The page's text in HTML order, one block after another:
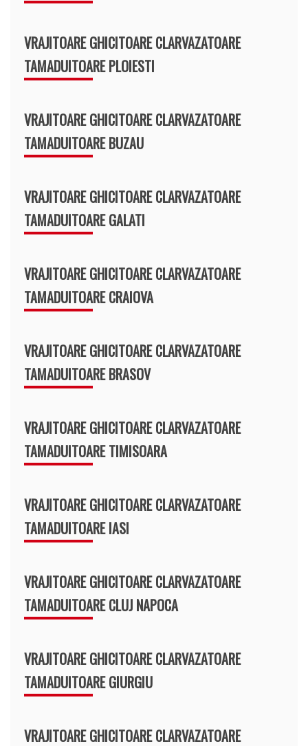
VRAJITOARE GHICITOARE CLARVAZATOARE
TAMADUITOARE PLOIESTI
VRAJITOARE GHICITOARE CLARVAZATOARE
TAMADUITOARE BUZAU
VRAJITOARE GHICITOARE CLARVAZATOARE
TAMADUITOARE GALATI
VRAJITOARE GHICITOARE CLARVAZATOARE
TAMADUITOARE CRAIOVA
VRAJITOARE GHICITOARE CLARVAZATOARE
TAMADUITOARE BRASOV
VRAJITOARE GHICITOARE CLARVAZATOARE
TAMADUITOARE TIMISOARA
VRAJITOARE GHICITOARE CLARVAZATOARE
TAMADUITOARE IASI
VRAJITOARE GHICITOARE CLARVAZATOARE
TAMADUITOARE CLUJ NAPOCA
VRAJITOARE GHICITOARE CLARVAZATOARE
TAMADUITOARE GIURGIU
VRAJITOARE GHICITOARE CLARVAZATOARE